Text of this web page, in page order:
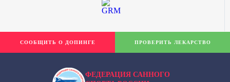
ФЕДЕРАЦИЯ САННОГО
СООБЩИТЬ О ДОПИНГЕ ПРОВЕРИТЬ ЛЕКАРСТВО